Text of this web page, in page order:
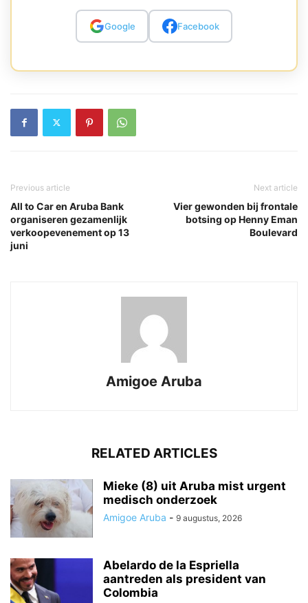
Google Facebook
Previous article
All to Car en Aruba Bank
organiseren gezamenlijk
verkoopevenement op 13
juni
Next article
Vier gewonden bij frontale
botsing op Henny Eman
Boulevard
Amigoe Aruba
RELATED ARTICLES
Mieke (8) uit Aruba mist urgent
medisch onderzoek
Amigoe Aruba - 9 augustus, 2026
Abelardo de la Espriella
aantreden als president van
Colombia